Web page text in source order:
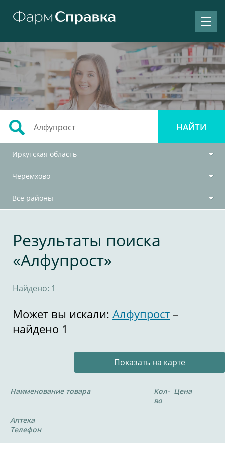
Иркутская область
Черемхово
Все районы
Результаты поиска
«Алфупрост»
Найдено: 1
Может вы искали: Алфупрост –
найдено 1
Показать на карте
Наименование товара
Кол-
во
Цена
Аптека
Телефон